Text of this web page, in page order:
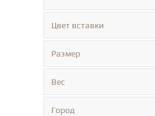
Цвет вставки
Размер
Вес
Город